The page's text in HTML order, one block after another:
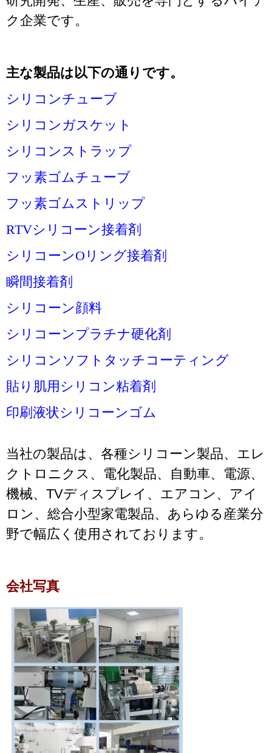
ク企業です。
主な製品は以下の通りです。
シリコンチューブ
シリコンガスケット
シリコンストラップ
フッ素ゴムチューブ
フッ素ゴムストリップ
RTVシリコーン接着剤
シリコーンOリング接着剤
瞬間接着剤
シリコーン顔料
シリコーンプラチナ硬化剤
シリコンソフトタッチコーティング
貼り肌用シリコン粘着剤
印刷液状シリコーンゴム
当社の製品は、各種シリコーン製品、エレ
クトロニクス、電化製品、自動車、電源、
機械、TVディスプレイ、エアコン、アイ
ロン、総合小型家電製品、あらゆる産業分
野で幅広く使用されております。
会社写真